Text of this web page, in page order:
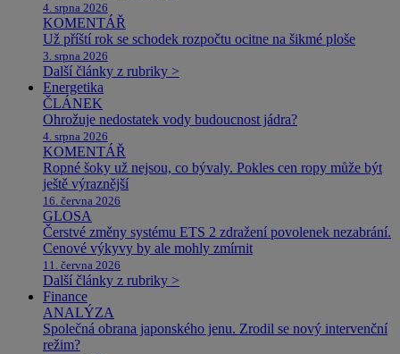
4. srpna 2026
KOMENTÁŘ
Už příští rok se schodek rozpočtu ocitne na šikmé ploše
3. srpna 2026
Další články z rubriky >
Energetika
ČLÁNEK
Ohrožuje nedostatek vody budoucnost jádra?
4. srpna 2026
KOMENTÁŘ
Ropné šoky už nejsou, co bývaly. Pokles cen ropy může být
ještě výraznější
16. června 2026
GLOSA
Čerstvé změny systému ETS 2 zdražení povolenek nezabrání.
Cenové výkyvy by ale mohly zmírnit
11. června 2026
Další články z rubriky >
Finance
ANALÝZA
Společná obrana japonského jenu. Zrodil se nový intervenční
režim?